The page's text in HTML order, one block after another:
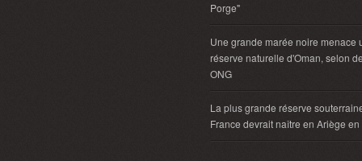
Porge"
Une grande marée noire menace
réserve naturelle d'Oman, selon
ONG
La plus grande réserve
France devrait naître en Ariège